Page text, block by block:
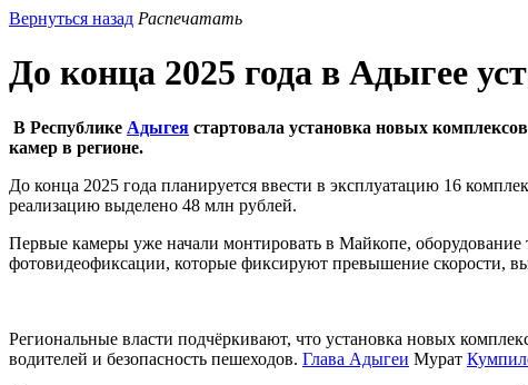
Вернуться назад Распечатать
До конца 2025 года в Адыгее
В Республике Адыгея стартовала установка новых
камер в регионе.
До конца 2025 года планируется ввести в эксплуатацию 16
реализацию выделено 48 млн рублей.
Первые камеры уже начали монтировать в Майкопе,
фотовидеофиксации, которые фиксируют превышение скорости,
Региональные власти подчёркивают, что установка новых
водителей и безопасность пешеходов. Глава Адыгеи Мурат